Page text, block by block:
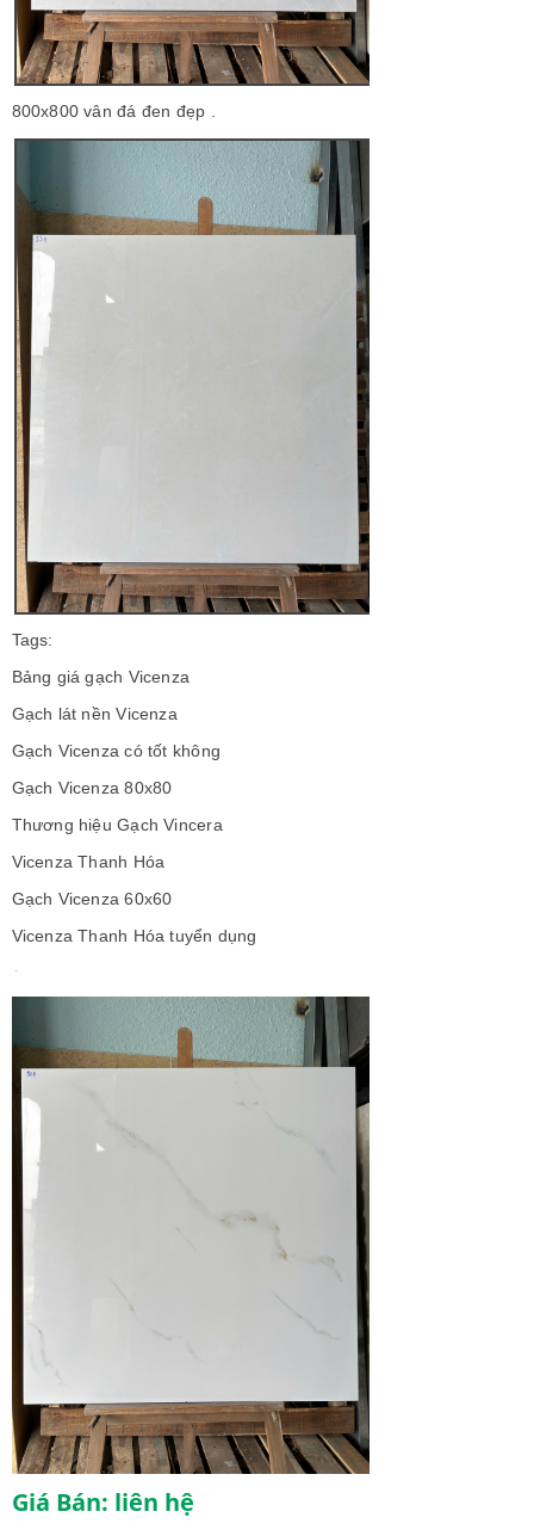
800x800 vân đá đen đẹp .
Tags:
Bảng giá gạch Vicenza
Gạch lát nền Vicenza
Gạch Vicenza có tốt không
Gạch Vicenza 80x80
Thương hiệu Gạch Vincera
Vicenza Thanh Hóa
Gạch Vicenza 60x60
Vicenza Thanh Hóa tuyển dụng
Giá Bán: liên hệ